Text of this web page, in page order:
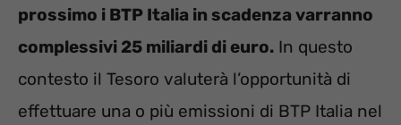
prossimo i BTP Italia in scadenza varranno
complessivi 25 miliardi di euro. In questo
contesto il Tesoro valuterà l’opportunità di
effettuare una o più emissioni di BTP Italia nel